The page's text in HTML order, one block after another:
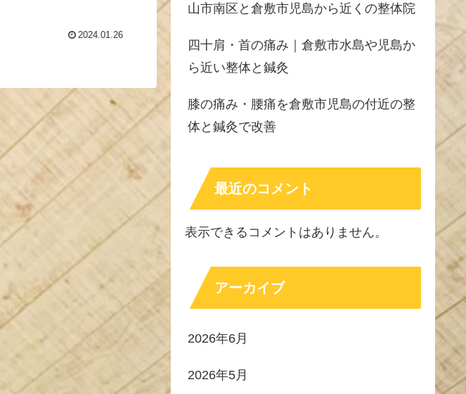
2024.01.26
山市南区と倉敷市児島から近くの整体院
四十肩・首の痛み｜倉敷市水島や児島か
ら近い整体と鍼灸
膝の痛み・腰痛を倉敷市児島の付近の整
体と鍼灸で改善
最近のコメント
表示できるコメントはありません。
アーカイブ
2026年6月
2026年5月